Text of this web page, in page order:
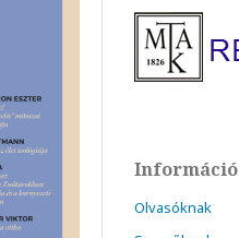
Információ
Olvasóknak